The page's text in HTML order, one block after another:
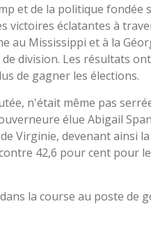
et de la politique fondée
éclatantes à
au Mississippi et à la
division. Les résultats
de gagner les élections.
n'était même pas
élue Abigail
Virginie, devenant ainsi
42,6 pour cent pour
la course au poste de